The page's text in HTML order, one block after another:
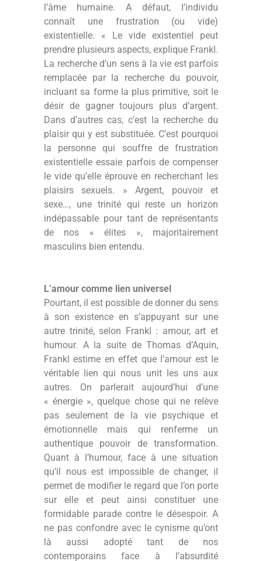
l’âme humaine. A défaut, l’individu
connaît une frustration (ou vide)
existentielle. « Le vide existentiel peut
prendre plusieurs aspects, explique Frankl.
La recherche d’un sens à la vie est parfois
remplacée par la recherche du pouvoir,
incluant sa forme la plus primitive, soit le
désir de gagner toujours plus d’argent.
Dans d’autres cas, c’est la recherche du
plaisir qui y est substituée. C’est pourquoi
la personne qui souffre de frustration
existentielle essaie parfois de compenser
le vide qu’elle éprouve en recherchant les
plaisirs sexuels. » Argent, pouvoir et
sexe…, une trinité qui reste un horizon
indépassable pour tant de représentants
de nos « élites », majoritairement
masculins bien entendu.
L’amour comme lien universel
Pourtant, il est possible de donner du sens
à son existence en s’appuyant sur une
autre trinité, selon Frankl : amour, art et
humour. A la suite de Thomas d’Aquin,
Frankl estime en effet que l’amour est le
véritable lien qui nous unit les uns aux
autres. On parlerait aujourd’hui d’une
« énergie », quelque chose qui ne relève
pas seulement de la vie psychique et
émotionnelle mais qui renferme un
authentique pouvoir de transformation.
Quant à l’humour, face à une situation
qu’il nous est impossible de changer, il
permet de modifier le regard que l’on porte
sur elle et peut ainsi constituer une
formidable parade contre le désespoir. A
ne pas confondre avec le cynisme qu’ont
là aussi adopté tant de nos
contemporains face à l’absurdité